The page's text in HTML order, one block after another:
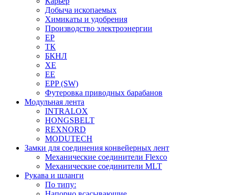
Добыча ископаемых
Химикаты и удобрения
Производство электроэнергии
EP
ТК
БКНЛ
XE
EE
EPP (SW)
Футеровка приводных барабанов
Модульная лента
INTRALOX
HONGSBELT
REXNORD
MODUTECH
Замки для соединения конвейерных лент
Механические соединители Flexco
Механические соединители MLT
Рукава и шланги
По типу: